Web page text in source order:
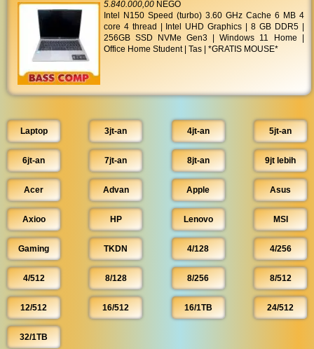
5.840.000,00 NEGO
Intel N150 Speed (turbo) 3.60 GHz Cache 6 MB 4
core 4 thread | Intel UHD Graphics | 8 GB DDR5 |
256GB SSD NVMe Gen3 | Windows 11 Home |
Office Home Student | Tas | *GRATIS MOUSE*
Laptop 3jt-an 4jt-an 5jt-an
6jt-an 7jt-an 8jt-an 9jt lebih
Acer Advan Apple Asus
Axioo HP Lenovo MSI
Gaming TKDN 4/128 4/256
4/512 8/128 8/256 8/512
12/512 16/512 16/1TB 24/512
32/1TB